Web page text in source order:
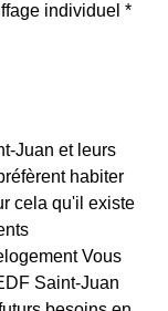
individuel *
Juan et leurs
habiter
cela qu'il existe
Vous
Saint-Juan